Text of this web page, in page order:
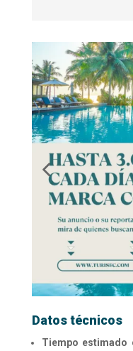
Datos técnicos
Tiempo estimado